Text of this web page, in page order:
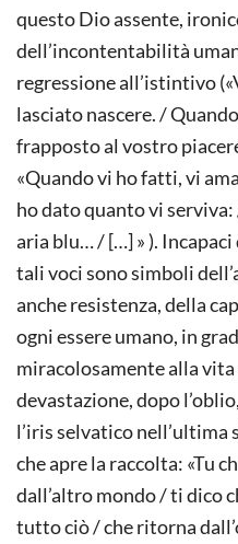
questo Dio assente,
dell’incontentabilità
regressione all’istintivo
lasciato nascere. /
frapposto al vostro
«Quando vi ho fatti, vi
ho dato quanto vi
aria blu… / […] » ).
tali voci sono simboli
anche resistenza, della
ogni essere umano, in
miracolosamente alla
devastazione, dopo
l’iris selvatico
che apre la raccolta: «Tu
dall’altro mondo / ti dico
tutto ciò / che ritorna